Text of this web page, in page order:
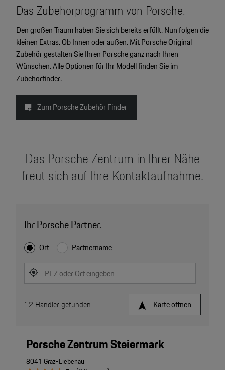
Das Zubehörprogramm von Porsche.
Den großen Traum haben Sie sich bereits erfüllt. Nun folgen die
kleinen Extras. Ob Innen oder außen. Mit Porsche Original
Zubehör gestalten Sie Ihren Porsche ganz nach Ihren
Wünschen. Alle Optionen für Ihr Modell finden Sie im
Zubehörfinder.
Zum Porsche Zubehör Finder
Das Porsche Zentrum in Ihrer Nähe
freut sich auf Ihre Kontaktaufnahme.
Ihr Porsche Partner.
Ort Partnername
PLZ oder Ort eingeben
Karte öffnen
12 Händler gefunden
Porsche Zentrum Steiermark
8041 Graz-Liebenau